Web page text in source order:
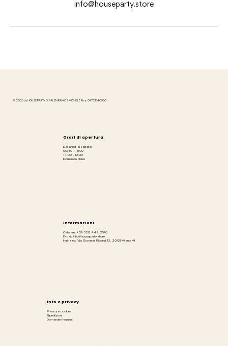
info@houseparty.store
© 2025 by HOUSE PARTY DI FALEN RAMOS MICHELE P.iva: 09721640960
Orari di apertura
Dal lunedì al sabato:
09:30 - 13:00
14:00 - 19:30
Domenica chiusi
Informazioni
Cellulare: +39 328 442 2576
E-mail: info@houseparty.store
Indirizzo: Via Giovanni Ricordi 13, 20131 Milano MI
Info e privacy
Privacy e cookies
Spedizioni
Domande frequenti